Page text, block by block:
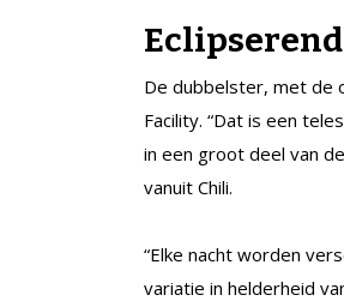
De dubbelster, met de
Facility. “Dat is een
in een groot deel van
vanuit Chili.
“Elke nacht worden
variatie in helderheid